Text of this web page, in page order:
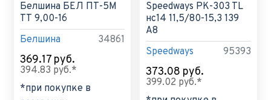
Белшина 34861
Белшина БЕЛ ПТ-5М
ТТ 9,00-16
369.17 руб.
394.83 руб.*
*при покупке в
Speedways 95393
Speedways PK-303 TL
нс14 11,5/80-15,3 139
A8
373.08 руб.
399.02 руб.*